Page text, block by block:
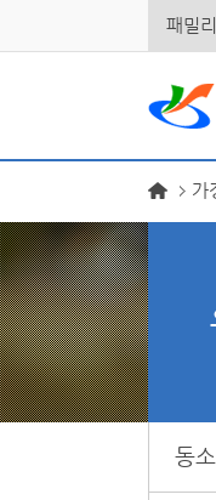
패밀리
동
가